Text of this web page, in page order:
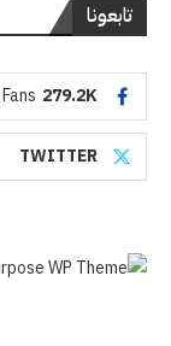
تابعونا
279.2K
Fans
TWITTER